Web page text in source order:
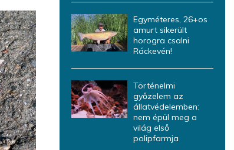
Egyméteres, 26+os
amurt sikerült
horogra csalni
Ráckevén!
Történelmi
győzelem az
állatvédelemben:
nem épül meg a
világ első
polipfarmja